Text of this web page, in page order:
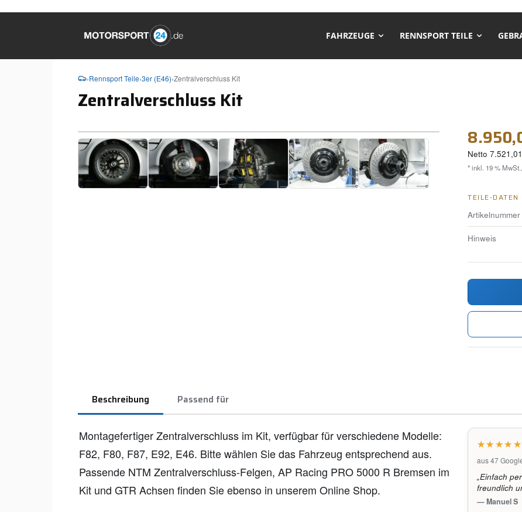
FAHRZEUGE RENNSPORT TEILE
›Rennsport Teile›3er (E46)›Zentralverschluss Kit
Zentralverschluss Kit
❮ ❯
Netto
* inkl. 19 %
TEILE-DATEN
Artikelnummer
Hinweis
Beschreibung Passend für
aus 47
„Einfach
freundlich
— Manuel S
Montagefertiger Zentralverschluss im Kit, verfügbar für verschiedene Modelle:
F82, F80, F87, E92, E46. Bitte wählen Sie das Fahrzeug entsprechend aus.
Passende NTM Zentralverschluss-Felgen, AP Racing PRO 5000 R Bremsen im
Kit und GTR Achsen finden Sie ebenso in unserem Online Shop.